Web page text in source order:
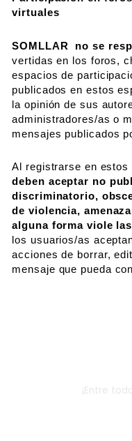
virtuales
SOMLLAR no se
vertidas en los foros,
espacios de
publicados en estos
la opinión de sus
administradores/as o
mensajes publicados
Al registrarse en estos
deben aceptar no
discriminatorio,
de violencia,
alguna forma viole
los usuarios/as
acciones de borrar,
mensaje que pueda
¡Entre